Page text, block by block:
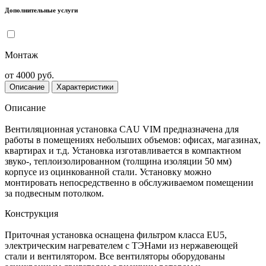
Дополнительные услуги
Монтаж
от 4000 руб.
Описание Характеристики
Описание
Вентиляционная установка CAU VIM предназначена для
работы в помещениях небольших объемов: офисах, магазинах,
квартирах и т.д. Установка изготавливается в компактном
звуко-, теплоизолированном (толщина изоляции 50 мм)
корпусе из оцинкованной стали. Установку можно
монтировать непосредственно в обслуживаемом помещении
за подвесным потолком.
Конструкция
Приточная установка оснащена фильтром класса EU5,
электрическим нагревателем с ТЭНами из нержавеющей
стали и вентилятором. Все вентиляторы оборудованы